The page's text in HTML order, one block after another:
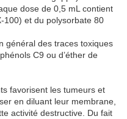
dose de 0,5 mL contient
100) et du polysorbate 80
des traces toxiques
C9 ou d’éther de
favorisent les tumeurs et
en diluant leur membrane,
activité destructive. Du fait